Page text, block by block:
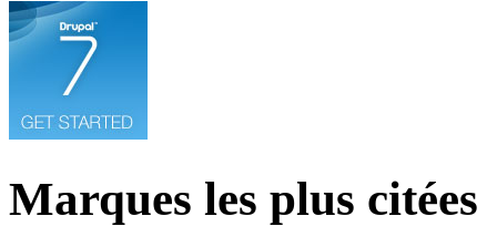
Marques les plus citées